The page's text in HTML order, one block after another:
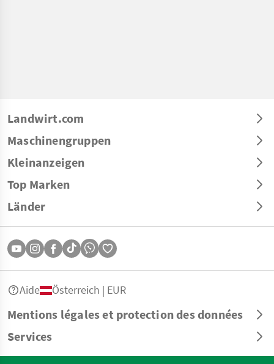
Landwirt.com
Maschinengruppen
Kleinanzeigen
Top Marken
Länder
Mentions légales et protection des données
Services
Aide Österreich | EUR